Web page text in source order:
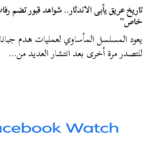
تاريخ عريق يأبى الاندثار.. شواهد قبور
خاص”
يعود المسلسل المأساوي لعمليات هدم
للتصدر مرة أخرى بعد انتشار العديد من…